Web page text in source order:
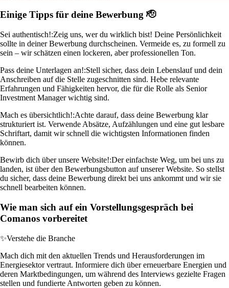
Einige Tipps für deine Bewerbung 🫡
Sei authentisch!:Zeig uns, wer du wirklich bist! Deine Persönlichkeit
sollte in deiner Bewerbung durchscheinen. Vermeide es, zu formell zu
sein – wir schätzen einen lockeren, aber professionellen Ton.
Pass deine Unterlagen an!:Stell sicher, dass dein Lebenslauf und dein
Anschreiben auf die Stelle zugeschnitten sind. Hebe relevante
Erfahrungen und Fähigkeiten hervor, die für die Rolle als Senior
Investment Manager wichtig sind.
Mach es übersichtlich!:Achte darauf, dass deine Bewerbung klar
strukturiert ist. Verwende Absätze, Aufzählungen und eine gut lesbare
Schriftart, damit wir schnell die wichtigsten Informationen finden
können.
Bewirb dich über unsere Website!:Der einfachste Weg, um bei uns zu
landen, ist über den Bewerbungsbutton auf unserer Website. So stellst
du sicher, dass deine Bewerbung direkt bei uns ankommt und wir sie
schnell bearbeiten können.
Wie man sich auf ein Vorstellungsgespräch bei
Comanos vorbereitet
✨Verstehe die Branche
Mach dich mit den aktuellen Trends und Herausforderungen im
Energiesektor vertraut. Informiere dich über erneuerbare Energien und
deren Marktbedingungen, um während des Interviews gezielte Fragen
stellen und fundierte Antworten geben zu können.